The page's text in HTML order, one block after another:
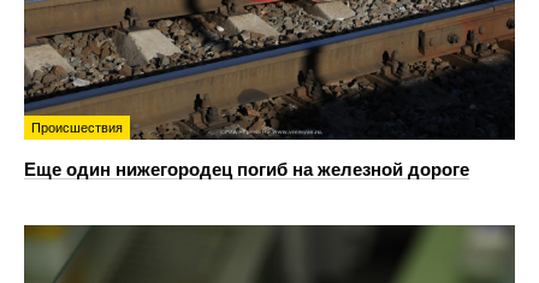
Происшествия
Еще один нижегородец погиб на железной дороге